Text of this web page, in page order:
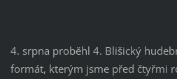
4. srpna proběhl 4. Blišický
formát, kterým jsme před čtyřmi